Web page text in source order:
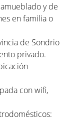
y de
en familia o
de Sondrio
privado.
con wifi,